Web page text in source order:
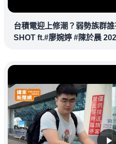
台積電迎上修潮？弱勢族群
SHOT ft.#廖婉婷 #陳於晨